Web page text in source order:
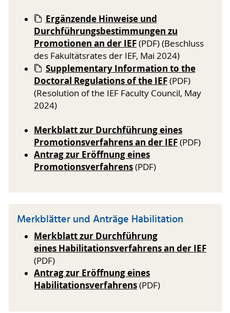
Ergänzende Hinweise und
Durchführungsbestimmungen zu
Promotionen an der IEF(PDF) (Beschluss
des Fakultätsrates der IEF, Mai 2024)
Supplementary Information to the
Doctoral Regulations of the IEF(PDF)
(Resolution of the IEF Faculty Council, May
2024)
Merkblatt zur Durchführung eines
Promotionsverfahrens an der IEF(PDF)
Antrag zur Eröffnung eines
Promotionsverfahrens(PDF)
Merkblätter und Anträge Habilitation
Merkblatt zur Durchführung
eines Habilitationsverfahrens an der IEF
(PDF)
Antrag zur Eröffnung eines
Habilitationsverfahrens(PDF)